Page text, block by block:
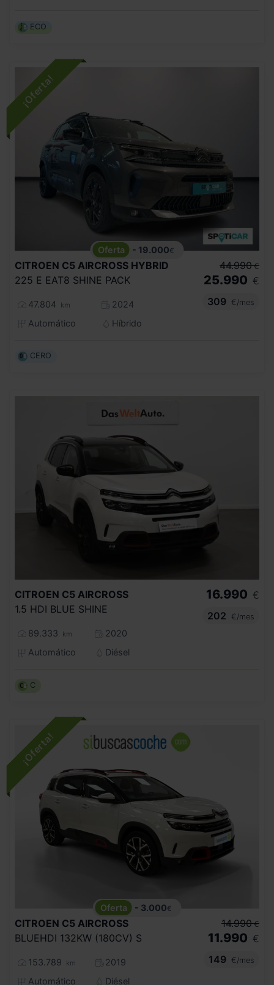
ECO
- 19.000€
CITROEN C5 AIRCROSS HYBRID
225 E EAT8 SHINE PACK
47.804 km
2024
Automático
Híbrido
44.990 €
25.990 €
309
€/mes
CERO
CITROEN C5 AIRCROSS
1.5 HDI BLUE SHINE
89.333 km
2020
Automático
Diésel
16.990 €
202
€/mes
C
- 3.000€
CITROEN C5 AIRCROSS
BLUEHDI 132KW (180CV) S
153.789 km
2019
Automático
Diésel
14.990 €
11.990 €
149
€/mes